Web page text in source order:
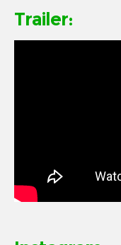
Trailer: